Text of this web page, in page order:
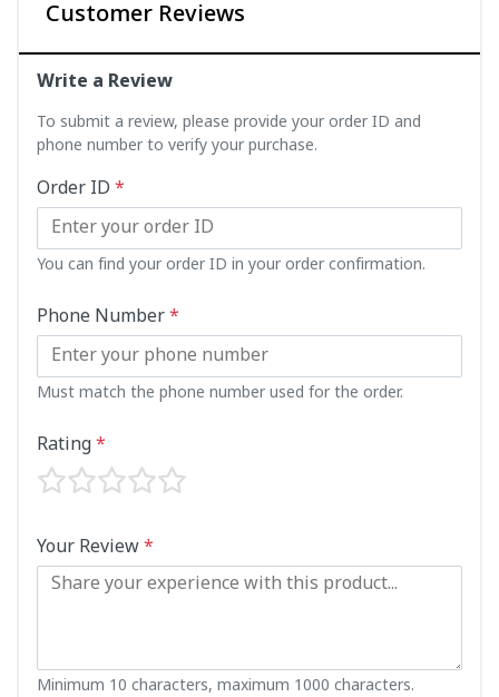
Customer Reviews
Write a Review
To submit a review, please provide your order ID and
phone number to verify your purchase.
Order ID *
You can find your order ID in your order confirmation.
Phone Number*
Must match the phone number used for the order.
Rating*
Your Review*
Minimum 10 characters, maximum 1000 characters.